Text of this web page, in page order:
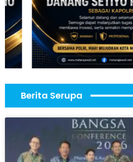
Berita Serupa